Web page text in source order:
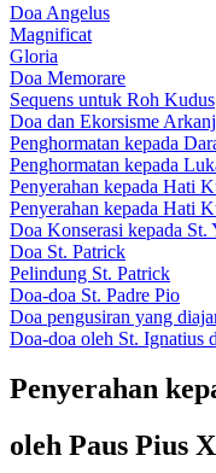
Doa Angelus
Magnificat
Gloria
Doa Memorare
Sequens untuk Roh Kudus
Doa dan Ekorsisme
Penghormatan kepada
Penghormatan kepada
Penyerahan kepada Hati
Penyerahan kepada Hati
Doa Konserasi kepada St.
Doa St. Patrick
Pelindung St. Patrick
Doa-doa St. Padre Pio
Doa pengusiran yang
Doa-doa oleh St. Ignatius
Penyerahan
oleh Paus Pius